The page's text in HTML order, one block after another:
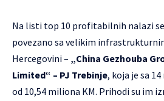
Na listi top 10 profitabilnih nalazi
povezano sa velikim
Hercegovini – „China Gezhouba
Limited“ – PJ Trebinje, koja je sa
od 10,54 miliona KM. Prihodi su im